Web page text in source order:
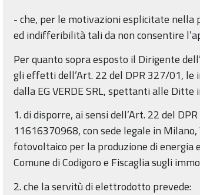
- che, per le motivazioni esplicitate
ed indifferibilità tali da non consentire
Per quanto sopra esposto il Dirigente
gli effetti dell’Art. 22 del DPR 327/01, le
dalla EG VERDE SRL, spettanti alle
1. di disporre, ai sensi dell’Art. 22 del
11616370968, con sede legale in
fotovoltaico per la produzione di
Comune di Codigoro e Fiscaglia sugli
2. che la servitù di elettrodotto prevede: